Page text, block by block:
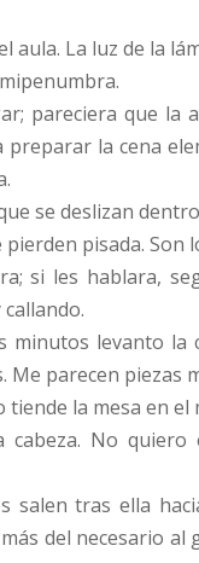
aula. La luz de la
pareciera que la
la cena
se deslizan
pisada.
si les hablara,
minutos levanto la
Me parecen piezas
tiende la mesa en
No
salen tras ella
del necesario al